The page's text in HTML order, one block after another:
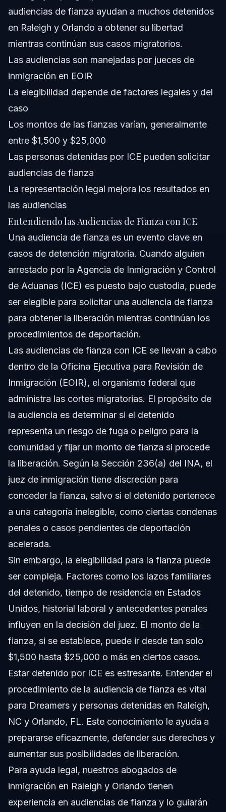
¿Cuáles son los requisitos para una fianza de
Fuentes y Referencias
audiencias de fianza ayudan a muchos detenidos
en Raleigh y Orlando a obtener su libertad
mientras continúan sus casos migratorios.
Las audiencias son manejadas por jueces de
inmigración en EOIR
La elegibilidad depende de factores legales y del
caso
Los montos de las fianzas varían, generalmente
entre $1,500 y $25,000
Las personas detenidas por ICE pueden solicitar
audiencias de fianza
La representación legal mejora los resultados en
las audiencias
Entendiendo las Audiencias de Fianza con ICE
Una audiencia de fianza es un evento clave en
casos de detención migratoria. Cuando alguien
arrestado por la Agencia de Inmigración y Control
de Aduanas (ICE) es puesto bajo custodia, puede
ser elegible para solicitar una audiencia de fianza
para obtener la liberación mientras continúan los
procedimientos de deportación.
Las audiencias de fianza con ICE se llevan a cabo
dentro de la Oficina Ejecutiva para Revisión de
Inmigración (EOIR), el organismo federal que
administra las cortes migratorias. El propósito de
la audiencia es determinar si el detenido
representa un riesgo de fuga o peligro para la
comunidad y fijar un monto de fianza si procede
la liberación. Según la Sección 236(a) del INA, el
juez de inmigración tiene discreción para
conceder la fianza, salvo si el detenido pertenece
a una categoría inelegible, como ciertas condenas
penales o casos pendientes de deportación
acelerada.
Sin embargo, la elegibilidad para la fianza puede
ser compleja. Factores como los lazos familiares
del detenido, tiempo de residencia en Estados
Unidos, historial laboral y antecedentes penales
influyen en la decisión del juez. El monto de la
fianza, si se establece, puede ir desde tan solo
$1,500 hasta $25,000 o más en ciertos casos.
Estar detenido por ICE es estresante. Entender el
procedimiento de la audiencia de fianza es vital
para Dreamers y personas detenidas en Raleigh,
NC y Orlando, FL. Este conocimiento le ayuda a
prepararse eficazmente, defender sus derechos y
aumentar sus posibilidades de liberación.
Para ayuda legal, nuestros abogados de
inmigración en Raleigh y Orlando tienen
experiencia en audiencias de fianza y lo guiarán